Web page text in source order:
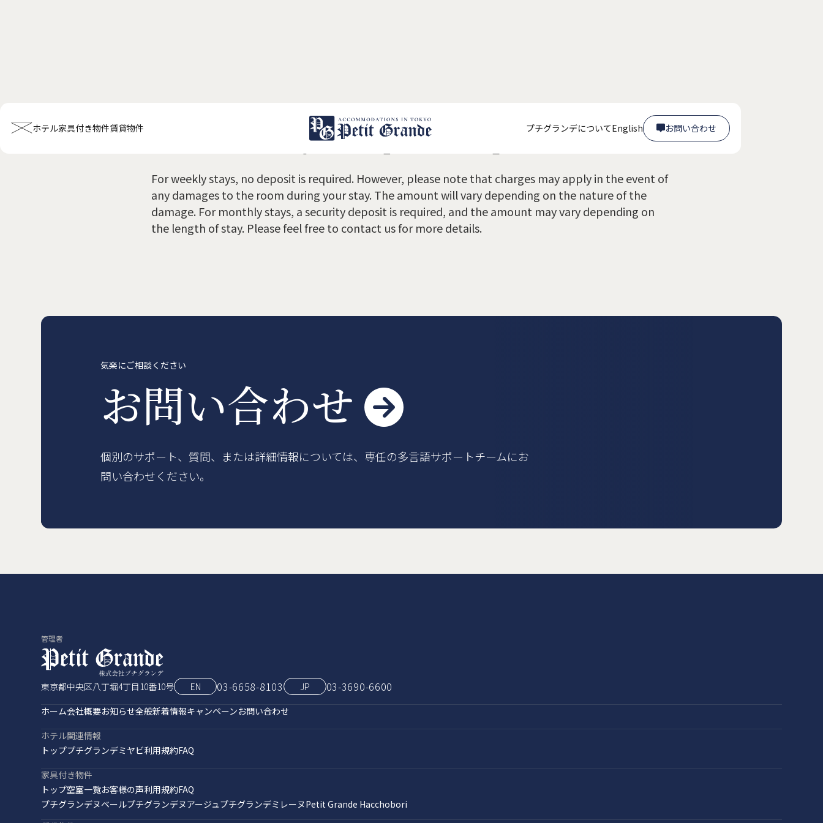
ホテル家具付き物件賃貸物件 プチグランデについてEnglish お問い合わせ
お問い合わせ
お知らせ全般新着情報キャンペーン お問い合わせ
利用規約FAQ
Do you require a deposit?
For weekly stays, no deposit is required. However, please note that charges may apply in the event of
any damages to the room during your stay. The amount will vary depending on the nature of the
damage. For monthly stays, a security deposit is required, and the amount may vary depending on
the length of stay. Please feel free to contact us for more details.
気楽にご相談ください
お問い合わせ 
個別のサポート、質問、または詳細情報については、専任の多言語サポートチームにお
問い合わせください。
管理者
東京都中央区八丁堀4丁目10番10号 EN 03-6658-8103 JP 03‑3690‑6600
ホーム会社概要お知らせ全般新着情報キャンペーンお問い合わせ
ホテル関連情報
トッププチグランデミヤビ利用規約FAQ
家具付き物件
トップ空室一覧お客様の声利用規約FAQ
プチグランデヌベールプチグランデヌアージュプチグランデミレーヌPetit Grande Hacchobori